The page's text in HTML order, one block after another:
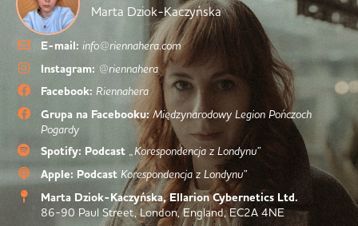
Marta Dziok-Kaczyńska
E-mail: info@riennahera.com
Instagram: @riennahera
Facebook: Riennahera
Grupa na Facebooku: Międzynarodowy Legion Pończoch
Pogardy
Spotify: Podcast „Korespondencja z Londynu”
Apple: Podcast Korespondencja z Londynu”
Marta Dziok-Kaczyńska, Ellarion Cybernetics Ltd.
86-90 Paul Street, London, England, EC2A 4NE